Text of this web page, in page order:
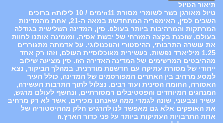
תיאור הטיול
טיול מאורגן כשר לשומרי מסורת n11ימים / 10 לילותn ברוכים
השבים לסין, האימפריה המתחדשת במאה ה-21, אחת מהמדינות
המרתקות והמרהיבות ביותר בעולם. סין, המדינה השלישית בגודלה
בעולם, שוכנת בקצה המזרחי של יבשת אסיה, ומזמינה אותנו לחוות
את עושרה התרבותי, ההיסטורי והטכנולוגי. על אדמתה מתגוררים
1.25 מיליארד נפשות, כעשירית מאוכלוסיית העולם, וזהו רק אחד
מההיבטים המרשימים של המדינה האדירה הזו. סין מציעה שילוב
ייחודי של מסורת עתיקה עם חדשנות מודרנית. במהלך הביקור, נצא
למסע מרהיב בין האתרים המפורסמים של המדינה, כולל העיר
האסורה, החומה הסינית ועוד רבים. נצלול לתוך התרבות העשירה,
המנהגים המיוחדים והפסטיבלים המסורתיים, ונחשף לעולם מרגש,
עשיר וצבעוני, שונה לגמרי ממה שאנחנו מכירים, אשר לא רק מרחיב
את האופקים אלא גם מאפשר לנו להרגיש חלק מההיסטוריה של
אחת התרבויות העתיקות ביותר על פני כדור הארץ.n